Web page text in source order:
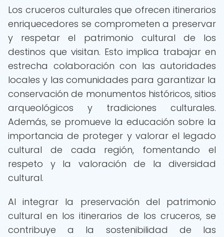
Los cruceros culturales que ofrecen itinerarios
enriquecedores se comprometen a preservar
y respetar el patrimonio cultural de los
destinos que visitan. Esto implica trabajar en
estrecha colaboración con las autoridades
locales y las comunidades para garantizar la
conservación de monumentos históricos, sitios
arqueológicos y tradiciones culturales.
Además, se promueve la educación sobre la
importancia de proteger y valorar el legado
cultural de cada región, fomentando el
respeto y la valoración de la diversidad
cultural.
Al integrar la preservación del patrimonio
cultural en los itinerarios de los cruceros, se
contribuye a la sostenibilidad de las